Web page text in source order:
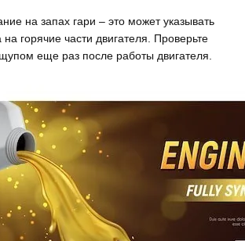
на запах гари – это может указывать
на горячие части двигателя. Проверьте
еще раз после работы двигателя.